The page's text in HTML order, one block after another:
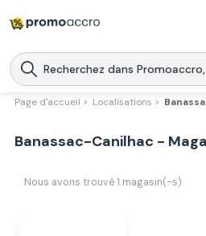
Magasins
Produits
Promoaccro
Page d'accueil > Localisations >
Banassac-Canilhac -
Nous avons trouvé 1 magasin(-s)